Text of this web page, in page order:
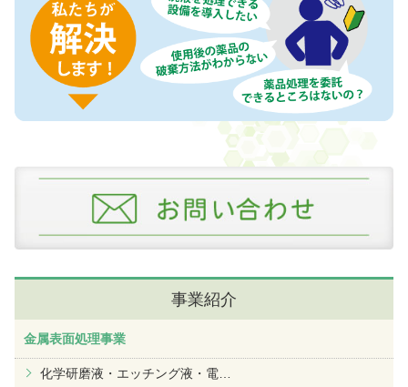
事業紹介
金属表面処理事業
化学研磨液・エッチング液・電…